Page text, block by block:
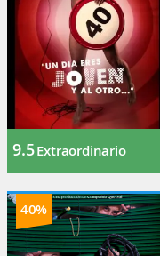
9.5Extraordinario
40%